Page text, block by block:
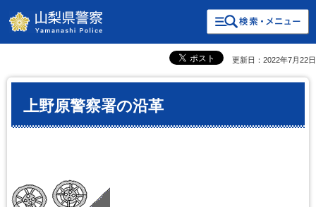
山梨県警察 検索・共通メニュー
更新日：2022年7月22日
上野原警察署の沿革